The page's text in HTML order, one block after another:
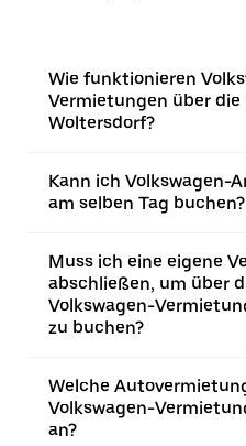
Wie funktionieren
Vermietungen über die
Woltersdorf?
Kann ich Volkswagen-
am selben Tag buchen?
Muss ich eine eigene
abschließen, um über
Volkswagen-
zu buchen?
Welche
Volkswagen-
an?